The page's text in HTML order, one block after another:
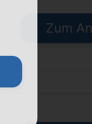
Zum